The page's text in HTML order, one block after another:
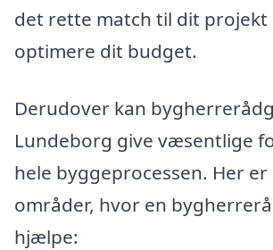
det rette match til dit projekt
optimere dit budget.
Derudover kan
Lundeborg give væsentlige
hele byggeprocessen. Her
områder, hvor en
hjælpe: